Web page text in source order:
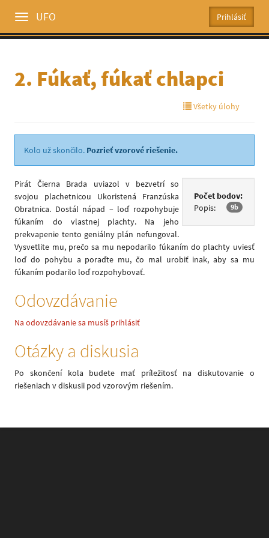
ToggleUFO
2. Fúkať, fúkať chlapci
Všetky úlohy
Kolo už skončilo. Pozrieť vzorové riešenie.
Počet bodov:
Popis:
9b
Pirát Čierna Brada uviazol v bezvetrí so
svojou plachetnicou Ukoristená Franzúska
Obratnica. Dostál nápad – loď rozpohybuje
fúkaním do vlastnej plachty. Na jeho
prekvapenie tento geniálny plán nefungoval.
Vysvetlite mu, prečo sa mu nepodarilo fúkaním do plachty uviesť
loď do pohybu a poraďte mu, čo mal urobiť inak, aby sa mu
fúkaním podarilo loď rozpohybovať.
Odovzdávanie
Na odovzdávanie sa musíš prihlásiť
Otázky a diskusia
Po skončení kola budete mať príležitosť na diskutovanie o
riešeniach v diskusii pod vzorovým riešením.